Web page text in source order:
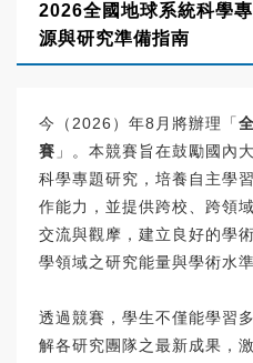
2026全國地球系統科學
源與研究準備指南
今（2026）年8月將辦理「
賽 」。本競賽旨在鼓勵國內
科學專題研究，培養自主學
作能力，並提供跨校、跨領
交流與觀摩，建立良好的學
學領域之研究能量與學術水準
透過競賽，學生不僅能學習
解各研究團隊之最新成果，